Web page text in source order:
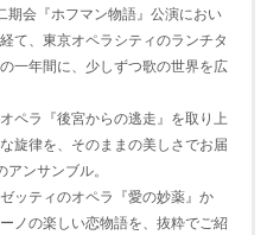
期会『ホフマン物語』公演におい
て、東京オペラシティのランチタ
一年間に、少しずつ歌の世界を広
ペラ『後宮からの逃走』を取り上
旋律を、そのままの美しさでお届
ンサンブル。
ッティのオペラ『愛の妙薬』か
ノの楽しい恋物語を、抜粋でご紹